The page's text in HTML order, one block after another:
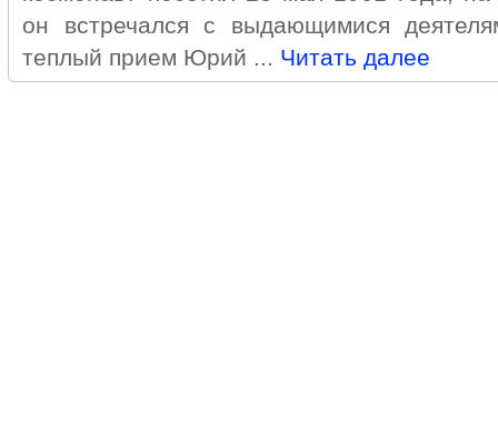
он встречался с выдающимися
теплый прием Юрий ... Читать далее